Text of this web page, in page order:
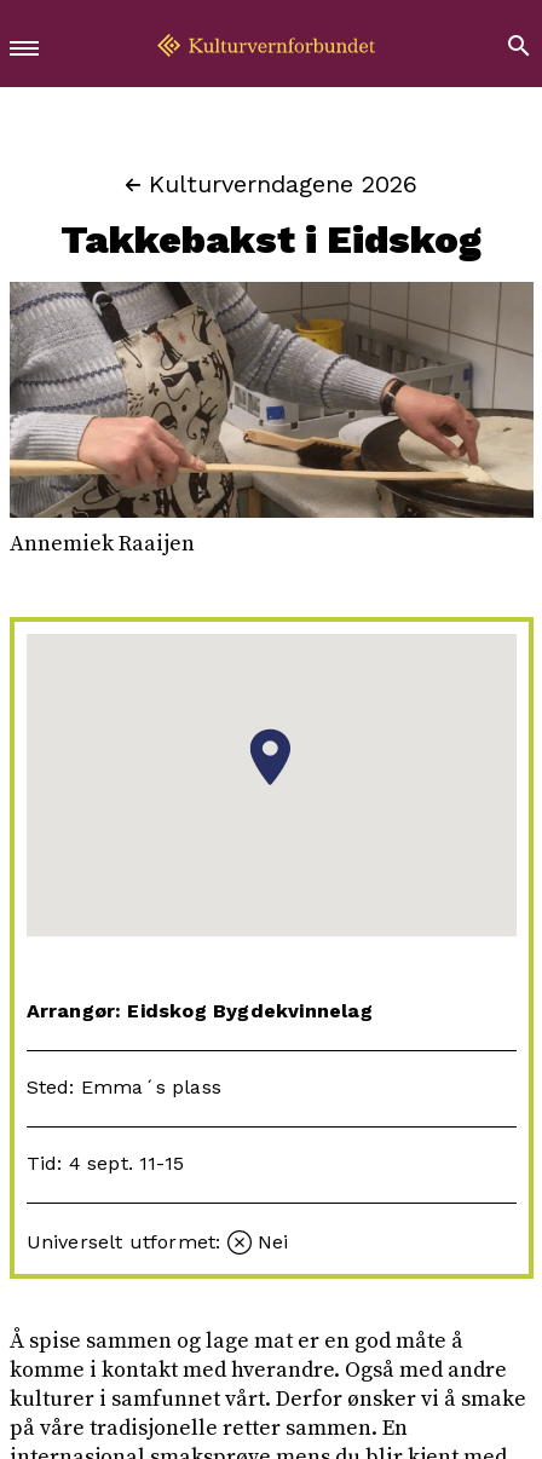
Kulturverndagene 2026
Takkebakst i Eidskog
Annemiek Raaijen
Arrangør: Eidskog Bygdekvinnelag
Sted: Emma´s plass
Tid: 4 sept. 11-15
Universelt utformet: Nei
Å spise sammen og lage mat er en god måte å
komme i kontakt med hverandre. Også med andre
kulturer i samfunnet vårt. Derfor ønsker vi å smake
på våre tradisjonelle retter sammen. En